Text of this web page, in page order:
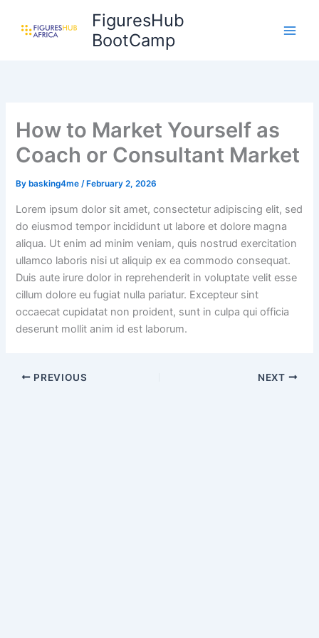
content
FiguresHub
BootCamp
How to Market Yourself as
Coach or Consultant Market
By basking4me/ February 2, 2026
Lorem ipsum dolor sit amet, consectetur adipiscing elit, sed
do eiusmod tempor incididunt ut labore et dolore magna
aliqua. Ut enim ad minim veniam, quis nostrud exercitation
ullamco laboris nisi ut aliquip ex ea commodo consequat.
Duis aute irure dolor in reprehenderit in voluptate velit esse
cillum dolore eu fugiat nulla pariatur. Excepteur sint
occaecat cupidatat non proident, sunt in culpa qui officia
deserunt mollit anim id est laborum.
PREVIOUS NEXT